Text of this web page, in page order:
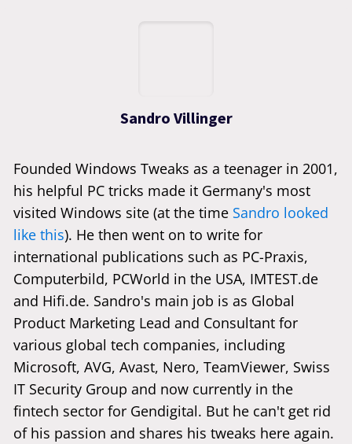
Sandro Villinger
Founded Windows Tweaks as a teenager in 2001,
his helpful PC tricks made it Germany's most
visited Windows site (at the time Sandro looked
like this). He then went on to write for
international publications such as PC-Praxis,
Computerbild, PCWorld in the USA, IMTEST.de
and Hifi.de. Sandro's main job is as Global
Product Marketing Lead and Consultant for
various global tech companies, including
Microsoft, AVG, Avast, Nero, TeamViewer, Swiss
IT Security Group and now currently in the
fintech sector for Gendigital. But he can't get rid
of his passion and shares his tweaks here again.